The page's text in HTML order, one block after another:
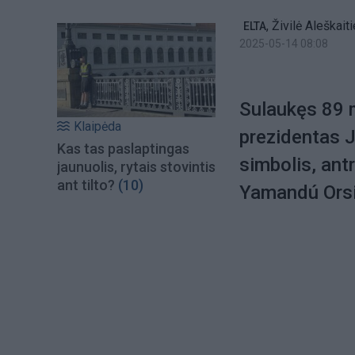
Klaipėda
Kas tas paslaptingas
jaunuolis, rytais stovintis
ant tilto? (10)
ELTA, Živilė
2025-05-14 08:08
Sulaukęs 89
prezidentas
simbolis,
Yamandú